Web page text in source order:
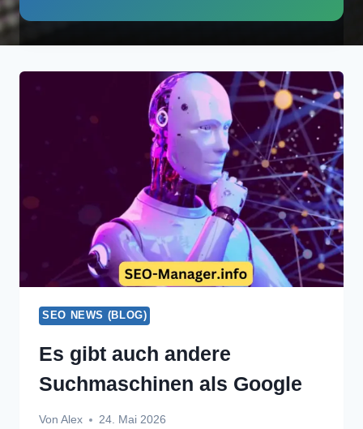
SEO NEWS (BLOG)
Es gibt auch andere
Suchmaschinen als Google
Von Alex 24. Mai 2026